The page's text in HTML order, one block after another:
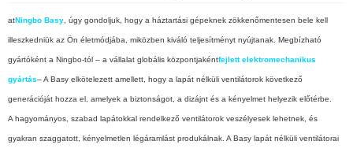
atNingbo Basy , úgy gondoljuk, hogy a háztartási gépeknek zökkenőmentesen bele kell
illeszkedniük az Ön életmódjába, miközben kiváló teljesítményt nyújtanak. Megbízható
gyártóként a Ningbo-tól – a vállalat globális központjakéntfejlett elektromechanikus
gyártás– A Basy elkötelezett amellett, hogy a lapát nélküli ventilátorok következő
generációját hozza el, amelyek a biztonságot, a dizájnt és a kényelmet helyezik előtérbe.
A hagyományos, szabad lapátokkal rendelkező ventilátorok veszélyesek lehetnek, és
gyakran szaggatott, kényelmetlen légáramlást produkálnak. A Basy lapát nélküli ventilátorai